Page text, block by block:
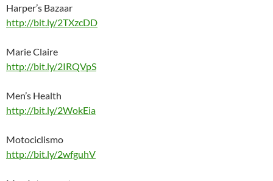
Harper’s Bazaar
http://bit.ly/2TXzcDD
Marie Claire
http://bit.ly/2IRQVpS
Men’s Health
http://bit.ly/2WokEia
Motociclismo
http://bit.ly/2wfguhV